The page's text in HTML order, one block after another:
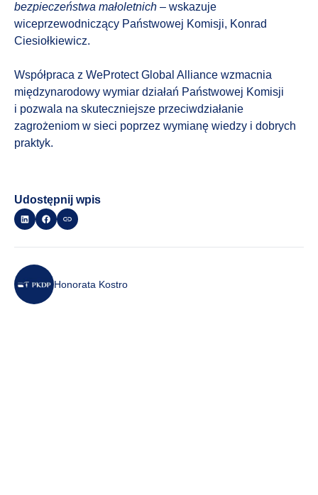
bezpieczeństwa małoletnich – wskazuje
wiceprzewodniczący Państwowej Komisji, Konrad
Ciesiołkiewicz.
Współpraca z WeProtect Global Alliance wzmacnia
międzynarodowy wymiar działań Państwowej Komisji
i pozwala na skuteczniejsze przeciwdziałanie
zagrożeniom w sieci poprzez wymianę wiedzy i dobrych
praktyk.
Udostępnij wpis
Honorata Kostro